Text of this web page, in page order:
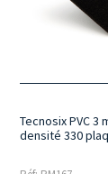
Tecnosix PVC 3
densité 330